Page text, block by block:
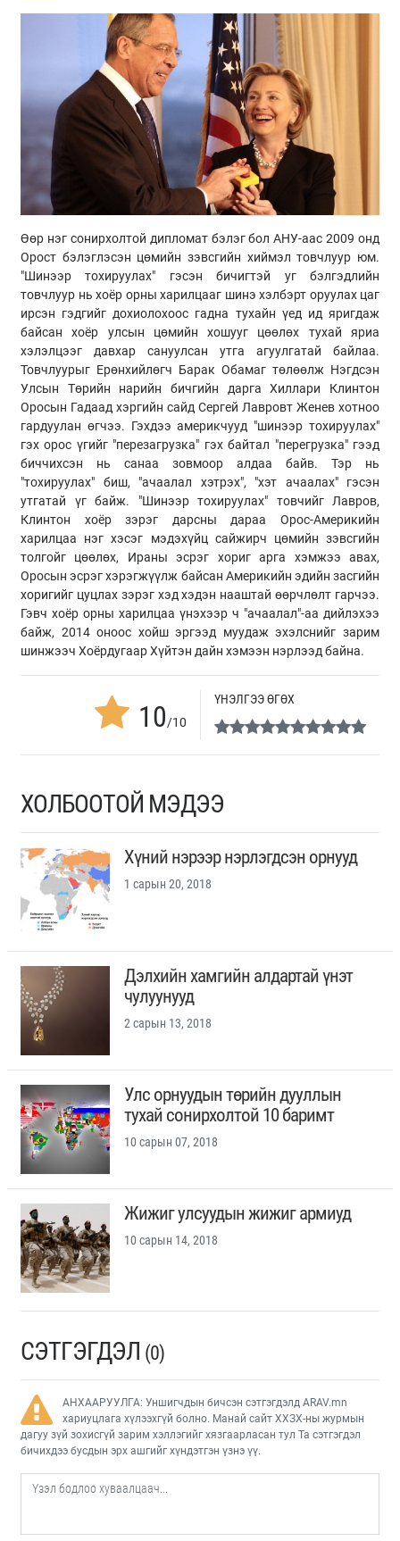
Өөр нэг сонирхолтой дипломат бэлэг бол АНУ-аас 2009 онд
Орост бэлэглэсэн цөмийн зэвсгийн хиймэл товчлуур юм.
"Шинээр тохируулах" гэсэн бичигтэй уг бэлгэдлийн
товчлуур нь хоёр орны харилцааг шинэ хэлбэрт оруулах цаг
ирсэн гэдгийг дохиолохоос гадна тухайн үед ид яригдаж
байсан хоёр улсын цөмийн хошууг цөөлөх тухай яриа
хэлэлцээг давхар сануулсан утга агуулгатай байлаа.
Товчлуурыг Ерөнхийлөгч Барак Обамаг төлөөлж Нэгдсэн
Улсын Төрийн нарийн бичгийн дарга Хиллари Клинтон
Оросын Гадаад хэргийн сайд Сергей Лавровт Женев хотноо
гардуулан өгчээ. Гэхдээ америкчууд "шинээр тохируулах"
гэх орос үгийг "перезагрузка" гэх байтал "перегрузка" гээд
биччихсэн нь санаа зовмоор алдаа байв. Тэр нь
"тохируулах" биш, "ачаалал хэтрэх", "хэт ачаалах" гэсэн
утгатай үг байж. "Шинээр тохируулах" товчийг Лавров,
Клинтон хоёр зэрэг дарсны дараа Орос-Америкийн
харилцаа нэг хэсэг мэдэхүйц сайжирч цөмийн зэвсгийн
толгойг цөөлөх, Ираны эсрэг хориг арга хэмжээ авах,
Оросын эсрэг хэрэгжүүлж байсан Америкийн эдийн засгийн
хоригийг цуцлах зэрэг хэд хэдэн нааштай өөрчлөлт гарчээ.
Гэвч хоёр орны харилцаа үнэхээр ч "ачаалал"-аа дийлэхээ
байж, 2014 оноос хойш эргээд муудаж эхэлснийг зарим
шинжээч Хоёрдугаар Хүйтэн дайн хэмээн нэрлээд байна.
10/10
ҮНЭЛГЭЭ ӨГӨХ
ХОЛБООТОЙ МЭДЭЭ
Хүний нэрээр нэрлэгдсэн орнууд
1 сарын 20, 2018
Дэлхийн хамгийн алдартай үнэт
чулуунууд
2 сарын 13, 2018
Улс орнуудын төрийн дууллын
тухай сонирхолтой 10 баримт
10 сарын 07, 2018
Жижиг улсуудын жижиг армиуд
10 сарын 14, 2018
СЭТГЭГДЭЛ (0)
АНХААРУУЛГА: Уншигчдын бичсэн сэтгэгдэлд ARAV.mn
хариуцлага хүлээхгүй болно. Манай сайт ХХЗХ-ны журмын
дагуу зүй зохисгүй зарим хэллэгийг хязгаарласан тул Та сэтгэгдэл
бичихдээ бусдын эрх ашгийг хүндэтгэн үзнэ үү.